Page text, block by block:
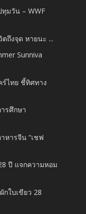
ทุมวัน – WWF
ถึงจุด หายนะ ...
Sunniva
ไทย ชี้ทิศทาง
รศึกษา
หารจีน “เชฟ
ปี แจกความหอม
กใบเขียว 28